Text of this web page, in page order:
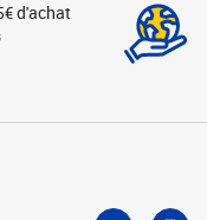
d'achat